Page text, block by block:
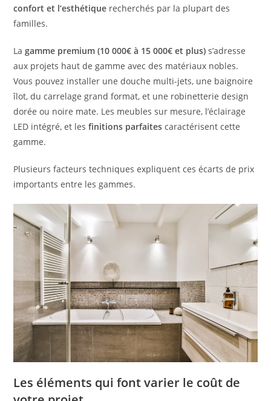
confort et l’esthétique recherchés par la plupart des
familles.
Lagamme premium (10 000€ à 15 000€ et plus) s’adresse
aux projets haut de gamme avec des matériaux nobles.
Vous pouvez installer une douche multi-jets, une baignoire
îlot, du carrelage grand format, et une robinetterie design
dorée ou noire mate. Les meubles sur mesure, l’éclairage
LED intégré, et lesfinitions parfaites caractérisent cette
gamme.
Plusieurs facteurs techniques expliquent ces écarts de prix
importants entre les gammes.
Les éléments qui font varier le coût de